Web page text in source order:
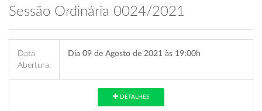
Sessão Ordinária 0024/2021
Data
Abertura:
Dia 09 de Agosto de 2021 às 19:00h
DETALHES